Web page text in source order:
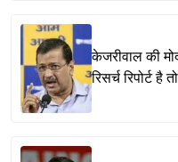
केजरीवाल की
रिसर्च रिपोर्ट है